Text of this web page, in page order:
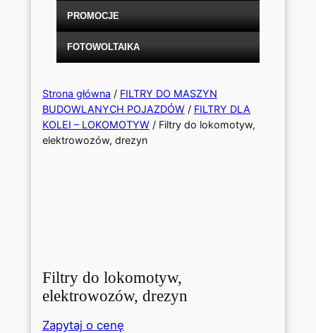
PROMOCJE
FOTOWOLTAIKA
Strona główna / FILTRY DO MASZYN
BUDOWLANYCH POJAZDÓW/ FILTRY DLA
KOLEI – LOKOMOTYW/ Filtry do lokomotyw,
elektrowozów, drezyn
Filtry do lokomotyw,
elektrowozów, drezyn
Zapytaj o cenę